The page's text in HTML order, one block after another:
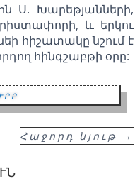
Ս. Խարեթյանների,
և երկու
հիշատակը նշում է
հինգշաբթի օրը:
Հաջորդ նյութ →